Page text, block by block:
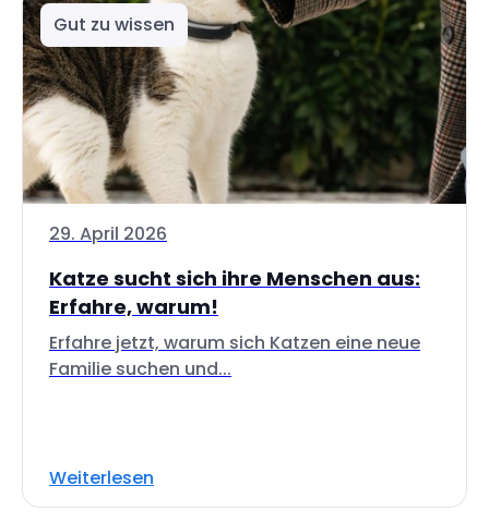
Gut zu wissen
29. April 2026
Katze sucht sich ihre Menschen aus:
Erfahre, warum!
Erfahre jetzt, warum sich Katzen eine neue
Familie suchen und...
Weiterlesen